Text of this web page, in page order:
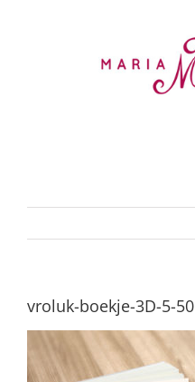
vroluk-boekje-3D-5-50